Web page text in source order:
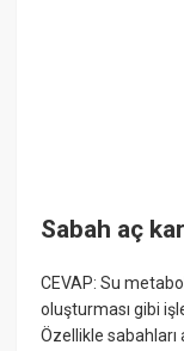
Sabah aç
CEVAP: Su
oluşturması gibi
Özellikle sabahları